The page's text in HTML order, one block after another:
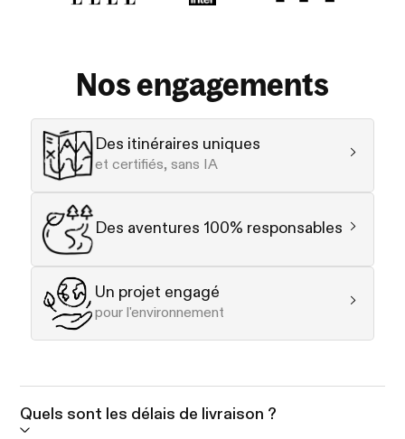
Nos engagements
Des itinéraires uniques
et certifiés, sans IA
Des aventures 100% responsables
Un projet engagé
pour l'environnement
Quels sont les délais de livraison ?